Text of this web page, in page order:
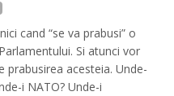
cand “se va prabusi” o
Si atunci vor
prabusirea acesteia. Unde-
i NATO? Unde-i